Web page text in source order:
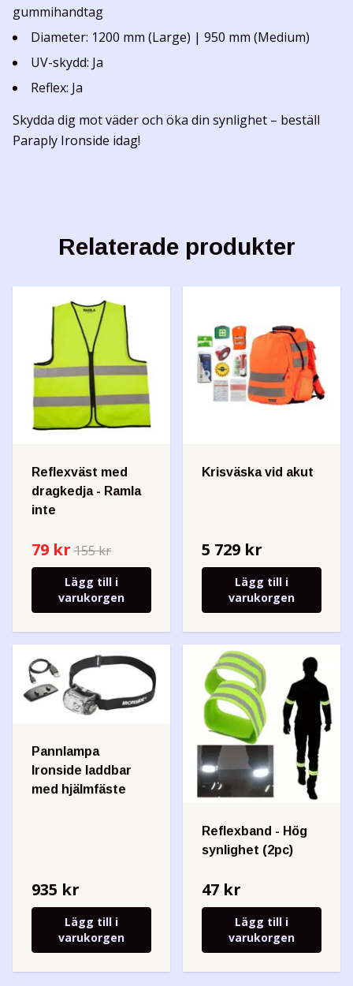
gummihandtag
Diameter: 1200 mm (Large) | 950 mm (Medium)
UV-skydd: Ja
Reflex: Ja
Skydda dig mot väder och öka din synlighet – beställ
Paraply Ironside idag!
Relaterade produkter
Reflexväst med
dragkedja - Ramla
inte
79 kr 155 kr
Lägg till i
varukorgen
Krisväska vid akut
5 729 kr
Lägg till i
varukorgen
Pannlampa
Ironside laddbar
med hjälmfäste
935 kr
Lägg till i
varukorgen
Reflexband - Hög
synlighet (2pc)
47 kr
Lägg till i
varukorgen